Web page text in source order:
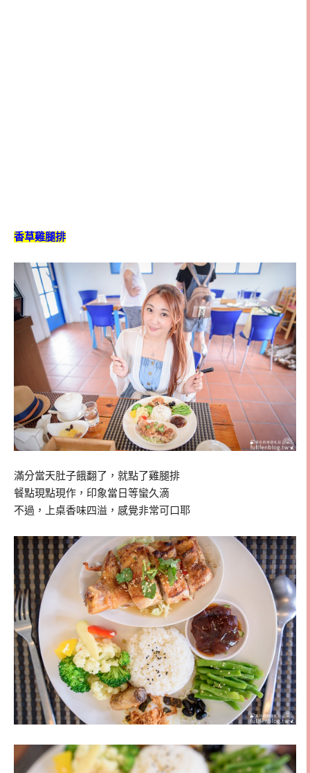
香草雞腿排
滿分當天肚子餓翻了，就點了雞腿排
餐點現點現作，印象當日等蠻久滴
不過，上桌香味四溢，感覺非常可口耶